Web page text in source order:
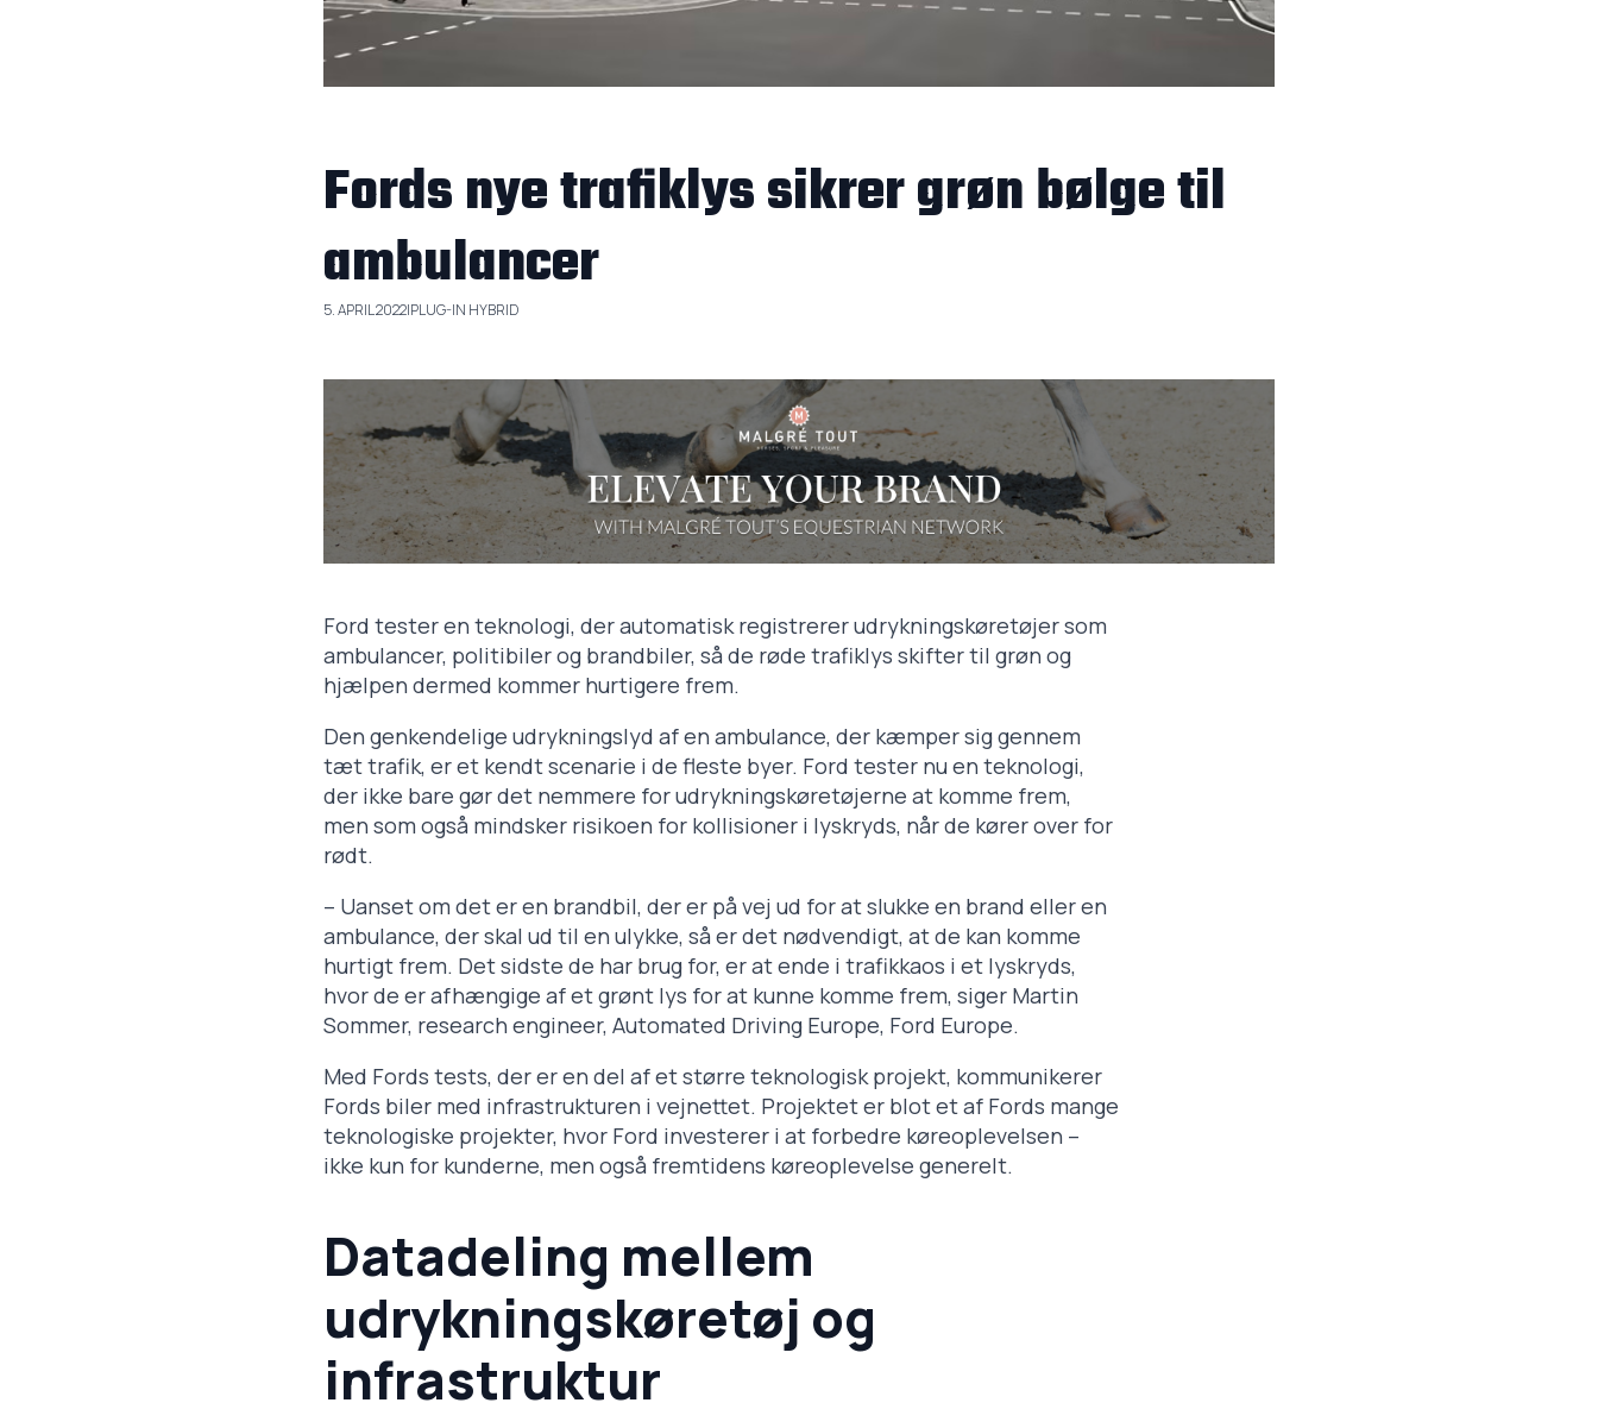
Fords nye trafiklys sikrer grøn bølge til
ambulancer
5. APRIL 2022|PLUG-IN HYBRID
Ford tester en teknologi, der automatisk registrerer udrykningskøretøjer som
ambulancer, politibiler og brandbiler, så de røde trafiklys skifter til grøn og
hjælpen dermed kommer hurtigere frem.
Den genkendelige udrykningslyd af en ambulance, der kæmper sig gennem
tæt trafik, er et kendt scenarie i de fleste byer. Ford tester nu en teknologi,
der ikke bare gør det nemmere for udrykningskøretøjerne at komme frem,
men som også mindsker risikoen for kollisioner i lyskryds, når de kører over for
rødt.
– Uanset om det er en brandbil, der er på vej ud for at slukke en brand eller en
ambulance, der skal ud til en ulykke, så er det nødvendigt, at de kan komme
hurtigt frem. Det sidste de har brug for, er at ende i trafikkaos i et lyskryds,
hvor de er afhængige af et grønt lys for at kunne komme frem, siger Martin
Sommer, research engineer, Automated Driving Europe, Ford Europe.
Med Fords tests, der er en del af et større teknologisk projekt, kommunikerer
Fords biler med infrastrukturen i vejnettet. Projektet er blot et af Fords mange
teknologiske projekter, hvor Ford investerer i at forbedre køreoplevelsen –
ikke kun for kunderne, men også fremtidens køreoplevelse generelt.
Datadeling mellem
udrykningskøretøj og
infrastruktur